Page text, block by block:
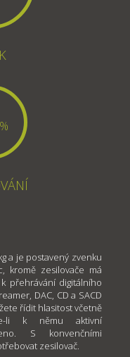
%
a je postavený zvenku
kromě zesilovače má
přehrávání digitálního
DAC, CD a SACD
řídit hlasitost včetně
li k němu aktivní
S konvenčními
zesilovač.